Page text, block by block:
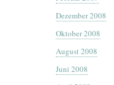
Dezember 2008
Oktober 2008
August 2008
Juni 2008